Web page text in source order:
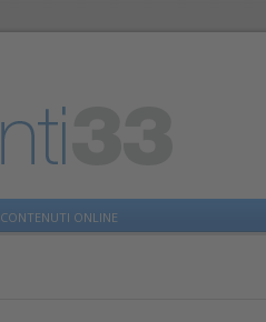
CONTENUTI ONLINE